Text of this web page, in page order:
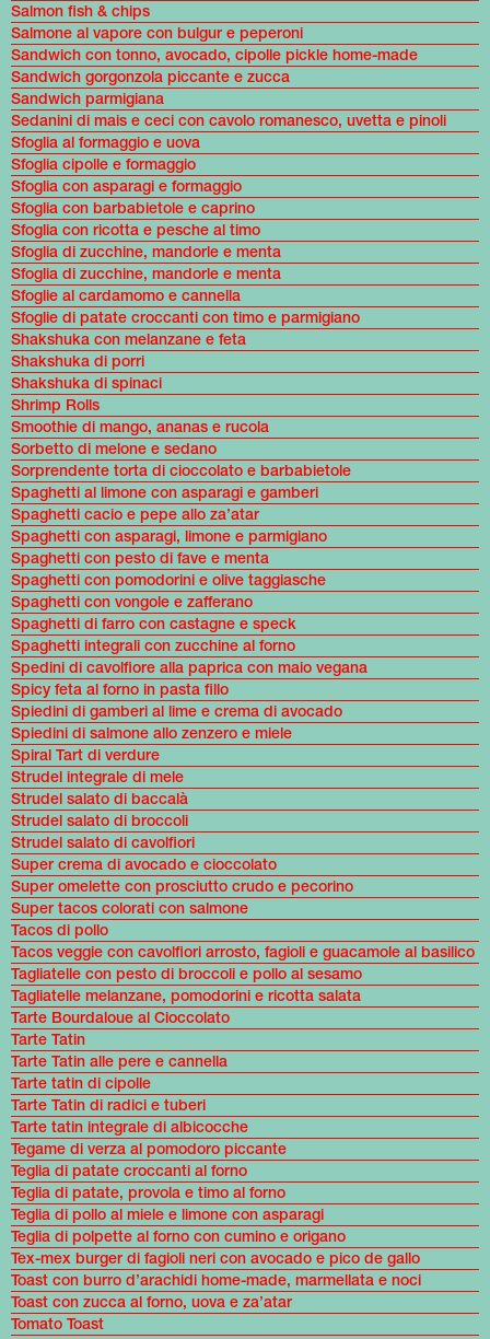
Salmon fish & chips
Salmone al vapore con bulgur e peperoni
Sandwich con tonno, avocado, cipolle pickle home-made
Sandwich gorgonzola piccante e zucca
Sandwich parmigiana
Sedanini di mais e ceci con cavolo romanesco, uvetta e pinoli
Sfoglia al formaggio e uova
Sfoglia cipolle e formaggio
Sfoglia con asparagi e formaggio
Sfoglia con barbabietole e caprino
Sfoglia con ricotta e pesche al timo
Sfoglia di zucchine, mandorle e menta
Sfoglia di zucchine, mandorle e menta
Sfoglie al cardamomo e cannella
Sfoglie di patate croccanti con timo e parmigiano
Shakshuka con melanzane e feta
Shakshuka di porri
Shakshuka di spinaci
Shrimp Rolls
Smoothie di mango, ananas e rucola
Sorbetto di melone e sedano
Sorprendente torta di cioccolato e barbabietole
Spaghetti al limone con asparagi e gamberi
Spaghetti cacio e pepe allo za’atar
Spaghetti con asparagi, limone e parmigiano
Spaghetti con pesto di fave e menta
Spaghetti con pomodorini e olive taggiasche
Spaghetti con vongole e zafferano
Spaghetti di farro con castagne e speck
Spaghetti integrali con zucchine al forno
Spedini di cavolfiore alla paprica con maio vegana
Spicy feta al forno in pasta fillo
Spiedini di gamberi al lime e crema di avocado
Spiedini di salmone allo zenzero e miele
Spiral Tart di verdure
Strudel integrale di mele
Strudel salato di baccalà
Strudel salato di broccoli
Strudel salato di cavolfiori
Super crema di avocado e cioccolato
Super omelette con prosciutto crudo e pecorino
Super tacos colorati con salmone
Tacos di pollo
Tacos veggie con cavolfiori arrosto, fagioli e guacamole al basilico
Tagliatelle con pesto di broccoli e pollo al sesamo
Tagliatelle melanzane, pomodorini e ricotta salata
Tarte Bourdaloue al Cioccolato
Tarte Tatin
Tarte Tatin alle pere e cannella
Tarte tatin di cipolle
Tarte Tatin di radici e tuberi
Tarte tatin integrale di albicocche
Tegame di verza al pomodoro piccante
Teglia di patate croccanti al forno
Teglia di patate, provola e timo al forno
Teglia di pollo al miele e limone con asparagi
Teglia di polpette al forno con cumino e origano
Tex-mex burger di fagioli neri con avocado e pico de gallo
Toast con burro d’arachidi home-made, marmellata e noci
Toast con zucca al forno, uova e za’atar
Tomato Toast